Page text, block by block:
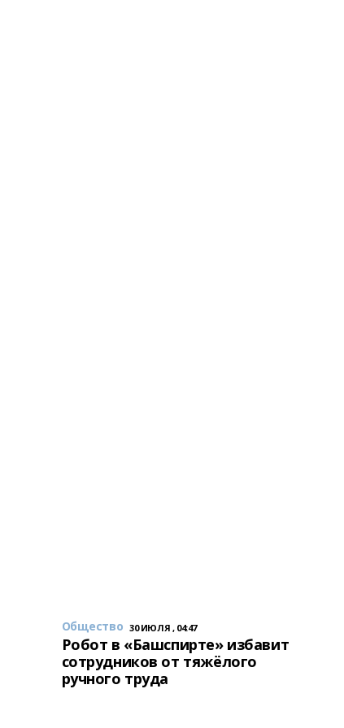
Общество 30 ИЮЛЯ , 04:47
Робот в «Башспирте» избавит
сотрудников от тяжёлого
ручного труда